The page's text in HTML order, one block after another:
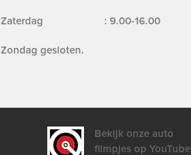
Zaterdag : 9.00-16.00
Zondag gesloten.
Bekijk onze auto
filmpjes op YouTube